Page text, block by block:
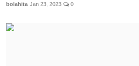
bolahita Jan 23, 2023 0